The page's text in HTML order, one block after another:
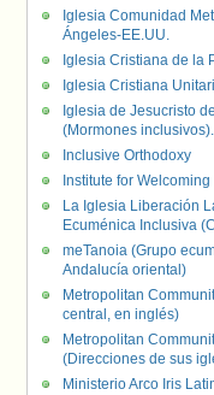
Iglesia Comunidad
Ángeles-EE.UU.
Iglesia Cristiana de la
Iglesia Cristiana
Iglesia de Jesucristo
(Mormones inclusivos).
Inclusive Orthodoxy
Institute for
La Iglesia Liberación
Ecuménica Inclusiva
meTanoia (Grupo
Andalucía oriental)
Metropolitan
central, en inglés)
Metropolitan
(Direcciones de sus
Ministerio Arco Iris